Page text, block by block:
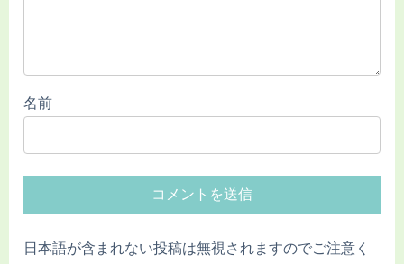
名前
日本語が含まれない投稿は無視されますのでご注意く